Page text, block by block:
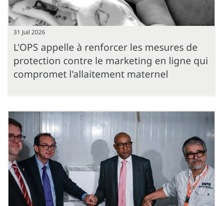
31 Juil 2026
L'OPS appelle à renforcer les mesures de
protection contre le marketing en ligne qui
compromet l'allaitement maternel